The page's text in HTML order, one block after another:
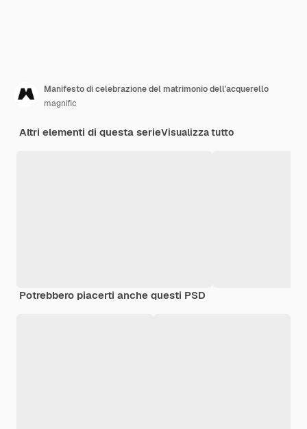
Manifesto di celebrazione del matrimonio dell'acquerello
magnific
Altri elementi di questa serieVisualizza tutto
Potrebbero piacerti anche questi PSD